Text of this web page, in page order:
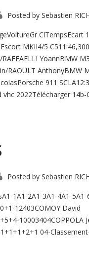
Posted by Sebastien
ClTempsEcart
Escort MKII4/5
YoannBMW
RAOULT AnthonyBMW
911
2022Télécharger
Posted by Sebastien
1A1-2A1-3A1-4A1-5A1-
12403COMOY David
10003404COPPOLA
04-